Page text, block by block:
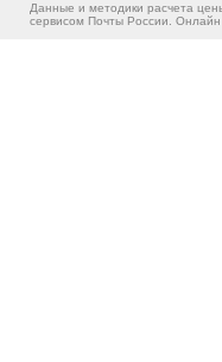
Данные и методики расчета
сервисом Почты России. Онлайн